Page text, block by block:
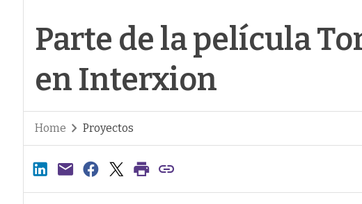
Parte de la película
en Interxion
Home Proyectos